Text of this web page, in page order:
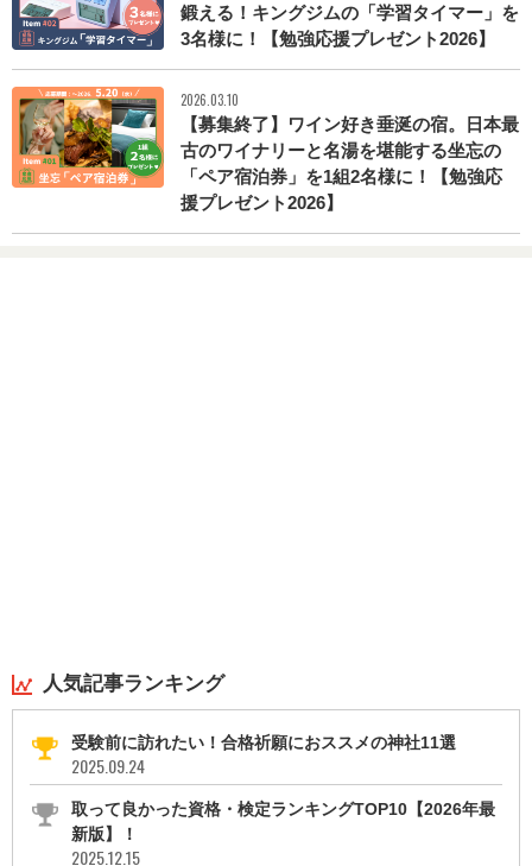
鍛える！キングジムの「学習タイマー」を
3名様に！【勉強応援プレゼント2026】
2026.03.10
【募集終了】ワイン好き垂涎の宿。日本最
古のワイナリーと名湯を堪能する坐忘の
「ペア宿泊券」を1組2名様に！【勉強応
援プレゼント2026】
人気記事ランキング
受験前に訪れたい！合格祈願におススメの神社11選
2025.09.24
取って良かった資格・検定ランキングTOP10【2026年最
新版】！
2025.12.15